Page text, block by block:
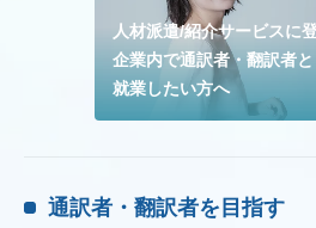
人材派遣/紹介サービスに
企業内で通訳者・翻訳者
就業したい方へ
通訳者・翻訳者を目指す